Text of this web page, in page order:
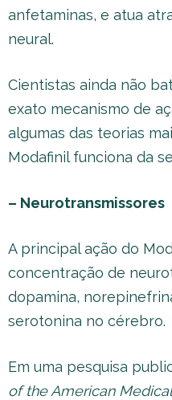
anfetaminas, e atua
neural.
Cientistas ainda não
exato mecanismo de
algumas das teorias
Modafinil funciona da
– Neurotransmissores
A principal ação do
concentração de
dopamina,
serotonina no cérebro.
Em uma pesquisa
of the American